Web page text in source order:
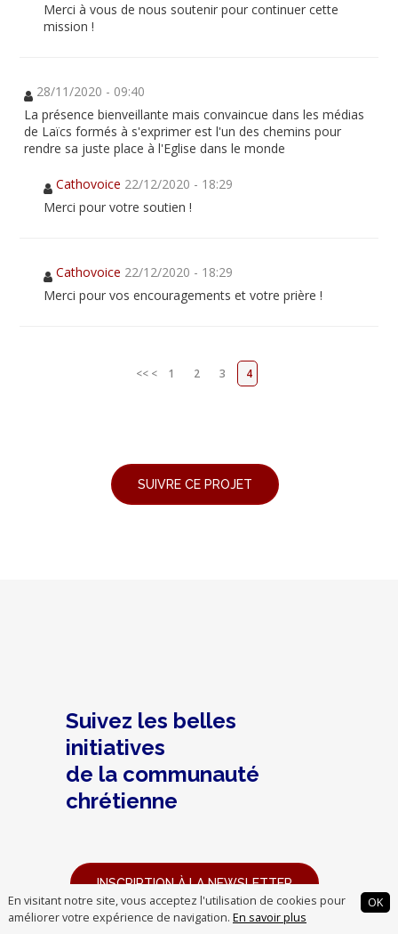
En visitant notre site, vous acceptez l'utilisation de cookies pour
améliorer votre expérience de navigation. En savoir plus
OK
Merci à vous de nous soutenir pour continuer cette
mission !
28/11/2020 - 09:40
La présence bienveillante mais convaincue dans les médias
de Laïcs formés à s'exprimer est l'un des chemins pour
rendre sa juste place à l'Eglise dans le monde
Cathovoice 22/12/2020 - 18:29
Merci pour votre soutien !
Cathovoice 22/12/2020 - 18:29
Merci pour vos encouragements et votre prière !
<< < 1 2 3 4
Suivez les belles
initiatives
de la communauté
chrétienne
INSCRIPTION À LA NEWSLETTER